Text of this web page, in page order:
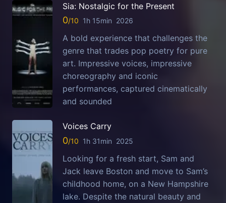
Sia: Nostalgic for the Present
0 1h 15min 2026
A bold experience that challenges the
genre that trades pop poetry for pure
art. Impressive voices, impressive
choreography and iconic
performances, captured cinematically
and sounded
Voices Carry
0 1h 31min 2025
Looking for a fresh start, Sam and
Jack leave Boston and move to Sam’s
childhood home, on a New Hampshire
lake. Despite the natural beauty and